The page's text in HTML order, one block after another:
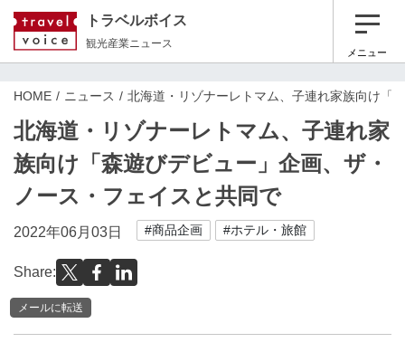
トラベルボイス
観光産業ニュース
メニュー
HOME ニュース 北海道・リゾナーレトマム、子連れ家族向け「
北海道・リゾナーレトマム、子連れ家
族向け「森遊びデビュー」企画、ザ・
ノース・フェイスと共同で
2022年06月03日 #商品企画 #ホテル・旅館
Share:
メールに転送